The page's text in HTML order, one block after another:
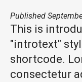
Published
This is
"introtext"
shortcode.
consectetur